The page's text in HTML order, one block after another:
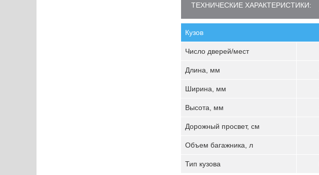
ТЕХНИЧЕСКИЕ ХАРАКТЕРИСТИКИ:
Кузов
Число дверей/мест
Длина, мм
Ширина, мм
Высота, мм
Дорожный просвет, см
Объем багажника, л
Тип кузова